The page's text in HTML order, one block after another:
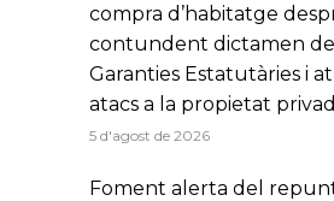
compra d’habitatge
contundent dictamen
Garanties Estatutàries i
atacs a la propietat
5 d'agost de 2026
Foment alerta del